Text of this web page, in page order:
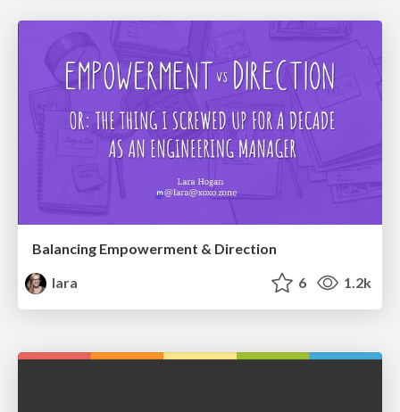
Balancing Empowerment & Direction
lara
6 1.2k